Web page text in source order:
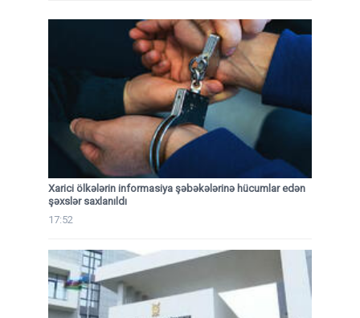
Xarici ölkələrin informasiya şəbəkələrinə hücumlar edən
şəxslər saxlanıldı
17:52